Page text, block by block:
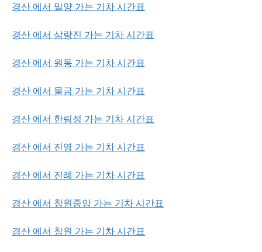
경산 에서 밀양 가는 기차 시간표
경산 에서 삼랑진 가는 기차 시간표
경산 에서 원동 가는 기차 시간표
경산 에서 물금 가는 기차 시간표
경산 에서 한림정 가는 기차 시간표
경산 에서 진영 가는 기차 시간표
경산 에서 진례 가는 기차 시간표
경산 에서 창원중앙 가는 기차 시간표
경산 에서 창원 가는 기차 시간표